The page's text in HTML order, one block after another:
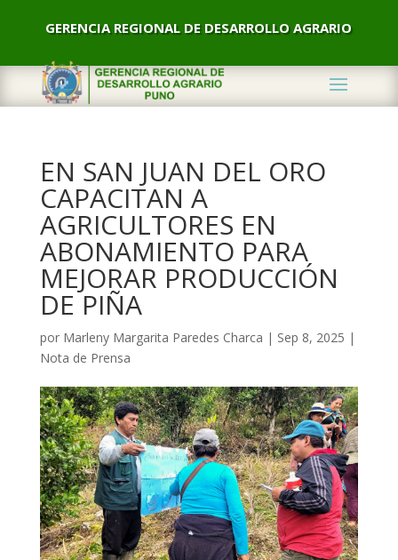
GERENCIA REGIONAL DE DESARROLLO AGRARIO
EN SAN JUAN DEL ORO
CAPACITAN A
AGRICULTORES EN
ABONAMIENTO PARA
MEJORAR PRODUCCIÓN
DE PIÑA
por Marleny Margarita Paredes Charca | Sep 8, 2025 |
Nota de Prensa